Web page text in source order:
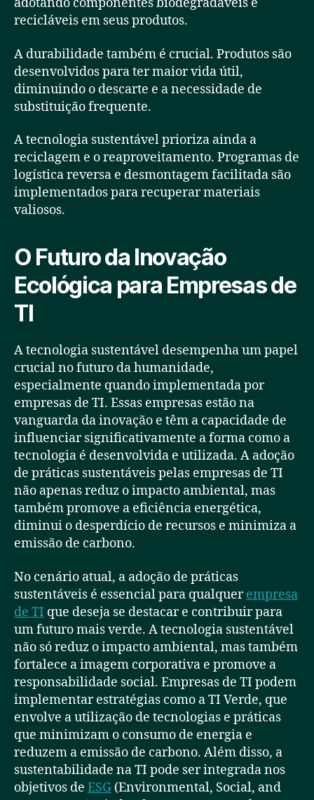
adotando componentes biodegradáveis e
recicláveis em seus produtos.
A durabilidade também é crucial. Produtos são
desenvolvidos para ter maior vida útil,
diminuindo o descarte e a necessidade de
substituição frequente.
A tecnologia sustentável prioriza ainda a
reciclagem e o reaproveitamento. Programas de
logística reversa e desmontagem facilitada são
implementados para recuperar materiais
valiosos.
O Futuro da Inovação
Ecológica para Empresas de
TI
A tecnologia sustentável desempenha um papel
crucial no futuro da humanidade,
especialmente quando implementada por
empresas de TI. Essas empresas estão na
vanguarda da inovação e têm a capacidade de
influenciar significativamente a forma como a
tecnologia é desenvolvida e utilizada. A adoção
de práticas sustentáveis pelas empresas de TI
não apenas reduz o impacto ambiental, mas
também promove a eficiência energética,
diminui o desperdício de recursos e minimiza a
emissão de carbono.
No cenário atual, a adoção de práticas
sustentáveis é essencial para qualquerempresa
de TI que deseja se destacar e contribuir para
um futuro mais verde. A tecnologia sustentável
não só reduz o impacto ambiental, mas também
fortalece a imagem corporativa e promove a
responsabilidade social. Empresas de TI podem
implementar estratégias como a TI Verde, que
envolve a utilização de tecnologias e práticas
que minimizam o consumo de energia e
reduzem a emissão de carbono. Além disso, a
sustentabilidade na TI pode ser integrada nos
objetivos de ESG (Environmental, Social, and